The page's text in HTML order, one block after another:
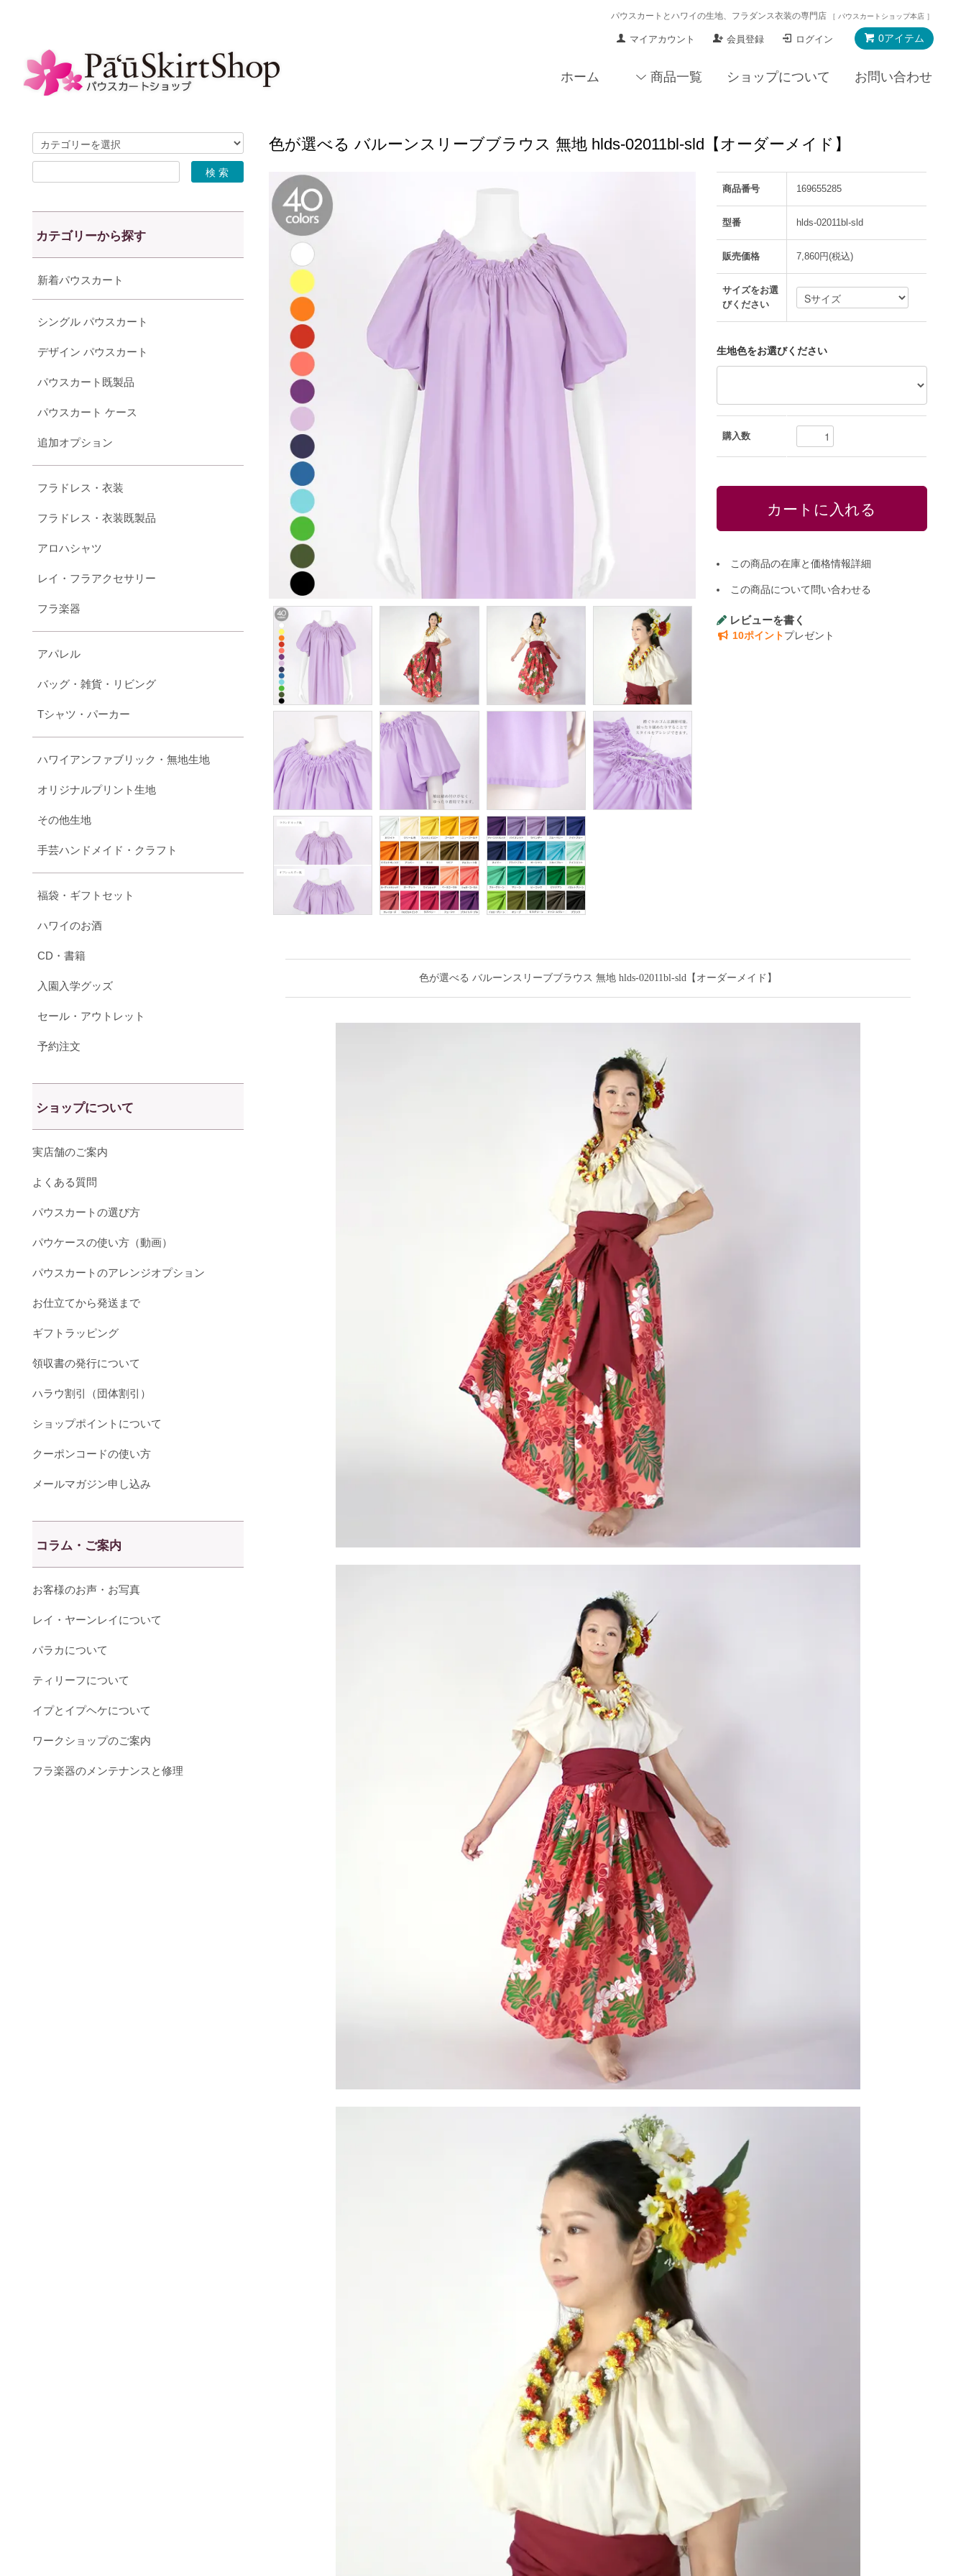
パウスカートとハワイの生地、フラダンス衣装の専門店 ［ パウスカートショップ本店 ］
0アイテム
マイアカウント 会員登録 ログイン
ホーム 商品一覧 ショップについて お問い合わせ
色が選べる バルーンスリーブブラウス 無地 hlds-02011bl-sld【オーダーメイド】
商品番号 169655285
型番 hlds-02011bl-sld
販売価格 7,860円(税込)
サイズをお選
びください
生地色をお選びください
購入数
この商品の在庫と価格情報詳細
この商品について問い合わせる
レビューを書く
10ポイントプレゼント
色が選べる バルーンスリーブブラウス 無地 hlds-02011bl-sld【オーダーメイド】
カテゴリーから探す
新着パウスカート
シングル パウスカート
デザイン パウスカート
パウスカート既製品
パウスカート ケース
追加オプション
フラドレス・衣装
フラドレス・衣装既製品
アロハシャツ
レイ・フラアクセサリー
フラ楽器
アパレル
バッグ・雑貨・リビング
Tシャツ・パーカー
ハワイアンファブリック・無地生地
オリジナルプリント生地
その他生地
手芸ハンドメイド・クラフト
福袋・ギフトセット
ハワイのお酒
CD・書籍
入園入学グッズ
セール・アウトレット
予約注文
ショップについて
実店舗のご案内
よくある質問
パウスカートの選び方
パウケースの使い方（動画）
パウスカートのアレンジオプション
お仕立てから発送まで
ギフトラッピング
領収書の発行について
ハラウ割引（団体割引）
ショップポイントについて
クーポンコードの使い方
メールマガジン申し込み
コラム・ご案内
お客様のお声・お写真
レイ・ヤーンレイについて
パラカについて
ティリーフについて
イプとイプヘケについて
ワークショップのご案内
フラ楽器のメンテナンスと修理